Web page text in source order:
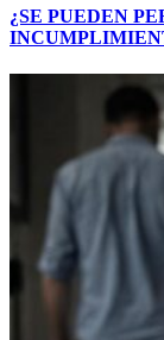
¿SE PUEDEN